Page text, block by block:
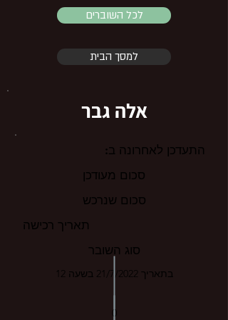
לכל השוברים
למסך הבית
אלה גבר
התעדכן לאחרונה ב:
סכום מעודכן
סכום שנרכש
תאריך רכישה
סוג השובר
בתאריך 21/7/2022 בשעה 12
0